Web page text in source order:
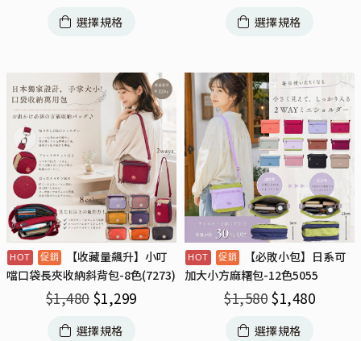
選擇規格 選擇規格
【收藏量飆升】小叮
噹口袋長夾收納斜背包-8色(7273)
$1,480 $1,299
選擇規格
【必敗小包】日系可
加大小方麻糬包-12色5055
$1,580 $1,480
選擇規格